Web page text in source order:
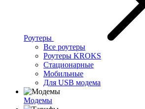
Роутеры
Все роутеры
Роутеры KROKS
Стационарные
Мобильные
Для USB модема
Модемы